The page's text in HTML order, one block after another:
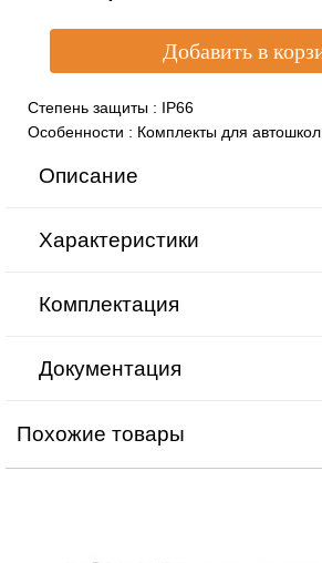
Степень защиты : IP66
Особенности : Комплекты для автошкол
Описание
Характеристики
Комплектация
Документация
Похожие товары